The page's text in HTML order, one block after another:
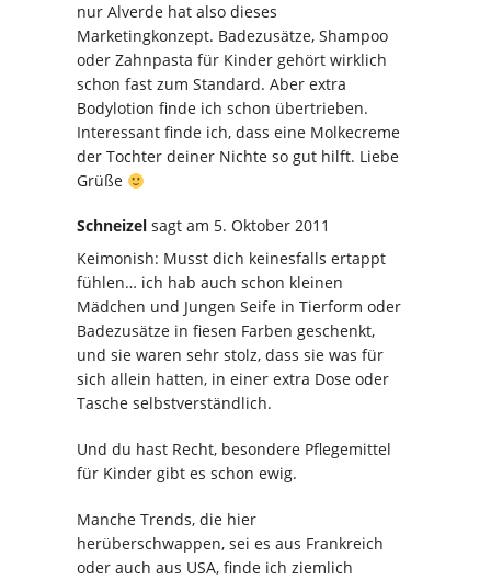
nur Alverde hat also dieses
Marketingkonzept. Badezusätze, Shampoo
oder Zahnpasta für Kinder gehört wirklich
schon fast zum Standard. Aber extra
Bodylotion finde ich schon übertrieben.
Interessant finde ich, dass eine Molkecreme
der Tochter deiner Nichte so gut hilft. Liebe
Grüße
Schneizel sagt am 5. Oktober 2011
Keimonish: Musst dich keinesfalls ertappt
fühlen… ich hab auch schon kleinen
Mädchen und Jungen Seife in Tierform oder
Badezusätze in fiesen Farben geschenkt,
und sie waren sehr stolz, dass sie was für
sich allein hatten, in einer extra Dose oder
Tasche selbstverständlich.
Und du hast Recht, besondere Pflegemittel
für Kinder gibt es schon ewig.
Manche Trends, die hier
herüberschwappen, sei es aus Frankreich
oder auch aus USA, finde ich ziemlich